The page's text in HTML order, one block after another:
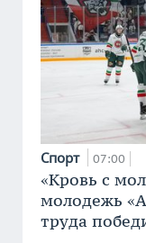
Спорт 07:00
«Кровь с
молодежь
труда